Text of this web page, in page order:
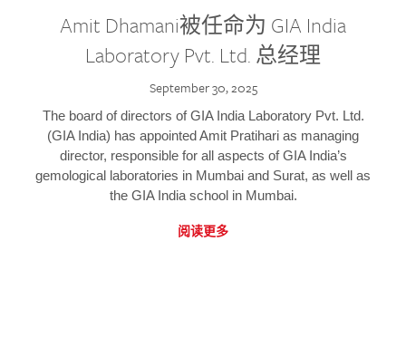
Amit Dhamani被任命为 GIA India
Laboratory Pvt. Ltd. 总经理
September 30, 2025
The board of directors of GIA India Laboratory Pvt. Ltd.
(GIA India) has appointed Amit Pratihari as managing
director, responsible for all aspects of GIA India’s
gemological laboratories in Mumbai and Surat, as well as
the GIA India school in Mumbai.
阅读更多